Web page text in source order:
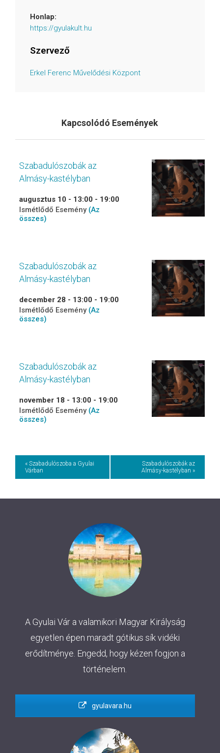
Honlap:
https://gyulakult.hu
Szervező
Erkel Ferenc Művelődési Központ
Kapcsolódó Események
Szabadulószobák az
Almásy-kastélyban
augusztus 10 - 13:00 - 19:00
Ismétlődő Esemény (Az
összes)
Szabadulószobák az
Almásy-kastélyban
december 28 - 13:00 - 19:00
Ismétlődő Esemény (Az
összes)
Szabadulószobák az
Almásy-kastélyban
november 18 - 13:00 - 19:00
Ismétlődő Esemény (Az
összes)
Event
Navigation
« Szabadulószoba a Gyulai
Várban
Szabadulószobák az
Almásy-kastélyban »
A Gyulai Vár a valamikori Magyar Királyság
egyetlen épen maradt gótikus sík vidéki
erődítménye. Engedd, hogy kézen fogjon a
történelem.
gyulavara.hu